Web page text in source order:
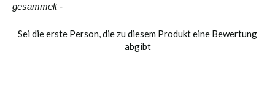
gesammelt -
Sei die erste Person, die zu diesem Produkt eine Bewertung
abgibt